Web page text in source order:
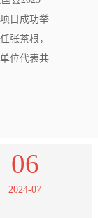
目成功举
张茶根，
位代表共
06
2024-07